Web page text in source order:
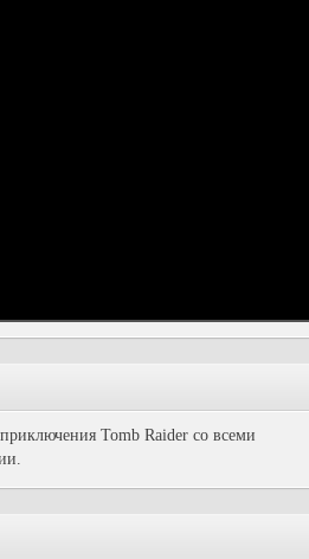
Tomb Raider со всеми